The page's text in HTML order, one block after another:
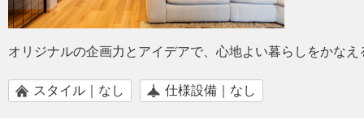
オリジナルの企画力とアイデアで、心地よい暮らしをかなえ
スタイル｜なし 仕様設備｜なし